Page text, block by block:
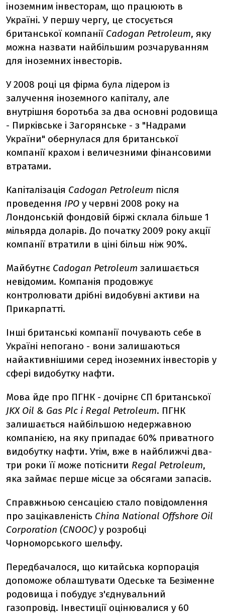
іноземним інвесторам, що працюють в
Україні. У першу чергу, це стосується
британської компанії Cadogan Petroleum, яку
можна назвати найбільшим розчаруванням
для іноземних інвесторів.
У 2008 році ця фірма була лідером із
залучення іноземного капіталу, але
внутрішня боротьба за два основні родовища
- Пирківське і Загорянське - з "Надрами
України" обернулася для британської
компанії крахом і величезними фінансовими
втратами.
Капіталізація Cadogan Petroleum після
проведення IPO у червні 2008 року на
Лондонській фондовій біржі склала більше 1
мільярда доларів. До початку 2009 року акції
компанії втратили в ціні більш ніж 90%.
Майбутнє Cadogan Petroleum залишається
невідомим. Компанія продовжує
контролювати дрібні видобувні активи на
Прикарпатті.
Інші британські компанії почувають себе в
Україні непогано - вони залишаються
найактивнішими серед іноземних інвесторів у
сфері видобутку нафти.
Мова йде про ПГНК - дочірнє СП британської
JKX Oil & Gas Plc і Regal Petroleum. ПГНК
залишається найбільшою недержавною
компанією, на яку припадає 60% приватного
видобутку нафти. Утім, вже в найближчі два-
три роки її може потіснити Regal Petroleum,
яка займає перше місце за обсягами запасів.
Справжньою сенсацією стало повідомлення
про зацікавленість China National Offshore Oil
Corporation (CNOOC) у розробці
Чорноморського шельфу.
Передбачалося, що китайська корпорація
допоможе облаштувати Одеське та Безіменне
родовища і побудує з'єднувальний
газопровід. Інвестиції оцінювалися у 60